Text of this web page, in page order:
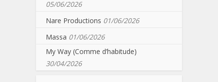
05/06/2026
Nare Productions 01/06/2026
Massa 01/06/2026
My Way (Comme d’habitude)
30/04/2026